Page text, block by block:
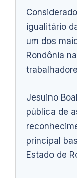
igualitário
um dos
Rondônia
Jesuino
pública de
principal
Estado de